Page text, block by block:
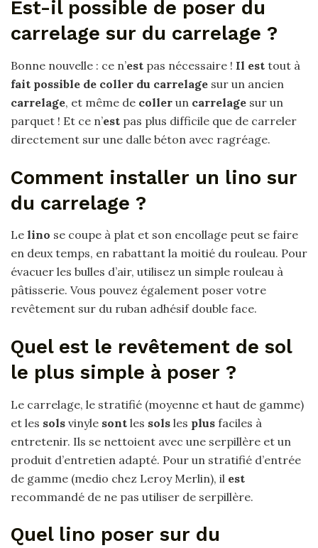
Est-il possible de poser du
carrelage sur du carrelage ?
Bonne nouvelle : ce n’est pas nécessaire ! Il est tout à
fait possible de coller du carrelage sur un ancien
carrelage, et même de coller un carrelage sur un
parquet ! Et ce n’est pas plus difficile que de carreler
directement sur une dalle béton avec ragréage.
Comment installer un lino sur
du carrelage ?
Le lino se coupe à plat et son encollage peut se faire
en deux temps, en rabattant la moitié du rouleau. Pour
évacuer les bulles d’air, utilisez un simple rouleau à
pâtisserie. Vous pouvez également poser votre
revêtement sur du ruban adhésif double face.
Quel est le revêtement de sol
le plus simple à poser ?
Le carrelage, le stratifié (moyenne et haut de gamme)
et les sols vinyle sont les sols les plus faciles à
entretenir. Ils se nettoient avec une serpillère et un
produit d’entretien adapté. Pour un stratifié d’entrée
de gamme (medio chez Leroy Merlin), il est
recommandé de ne pas utiliser de serpillère.
Quel lino poser sur du